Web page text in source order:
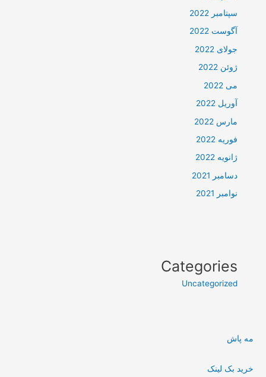
سپتامبر 2022
آگوست 2022
جولای 2022
ژوئن 2022
می 2022
آوریل 2022
مارس 2022
فوریه 2022
ژانویه 2022
دسامبر 2021
نوامبر 2021
Categories
Uncategorized
مه پاش
خرید بک لینک